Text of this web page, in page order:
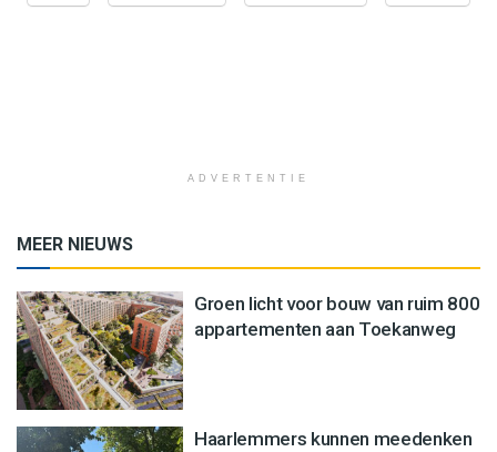
ADVERTENTIE
MEER NIEUWS
Groen licht voor bouw van ruim 800
appartementen aan Toekanweg
Haarlemmers kunnen meedenken